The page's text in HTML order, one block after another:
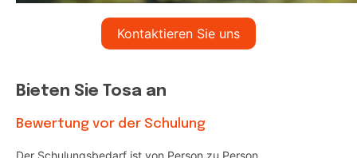
Kontaktieren Sie uns
Bieten Sie Tosa an
Bewertung vor der Schulung